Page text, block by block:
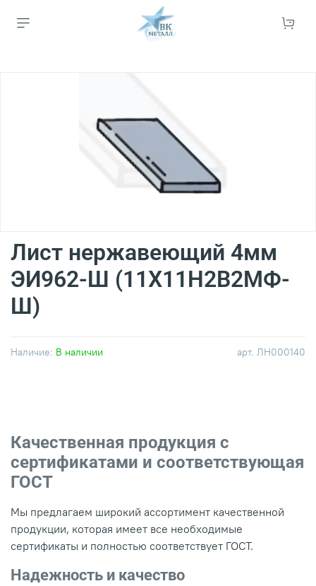
арт. ЛН000140
Наличие: В наличии
Лист нержавеющий 4мм
ЭИ962-Ш (11Х11Н2В2МФ-
Ш)
Качественная продукция с
сертификатами и соответствующая
ГОСТ
Мы предлагаем широкий ассортимент качественной
продукции, которая имеет все необходимые
сертификаты и полностью соответствует ГОСТ.
Надежность и качество